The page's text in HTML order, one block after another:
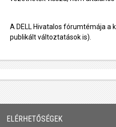
A DELL Hivatalos fórumtémája a
publikált változtatások is).
ELÉRHETŐSÉGEK